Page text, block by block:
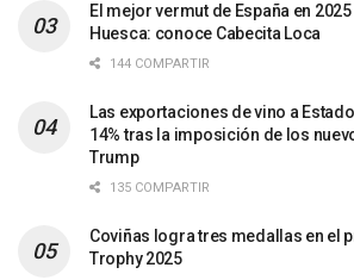
El mejor vermut de España en
Huesca: conoce Cabecita Loca
144 COMPARTIR
Las exportaciones de vino a
14% tras la imposición de los
Trump
135 COMPARTIR
Coviñas logra tres medallas en el
Trophy 2025